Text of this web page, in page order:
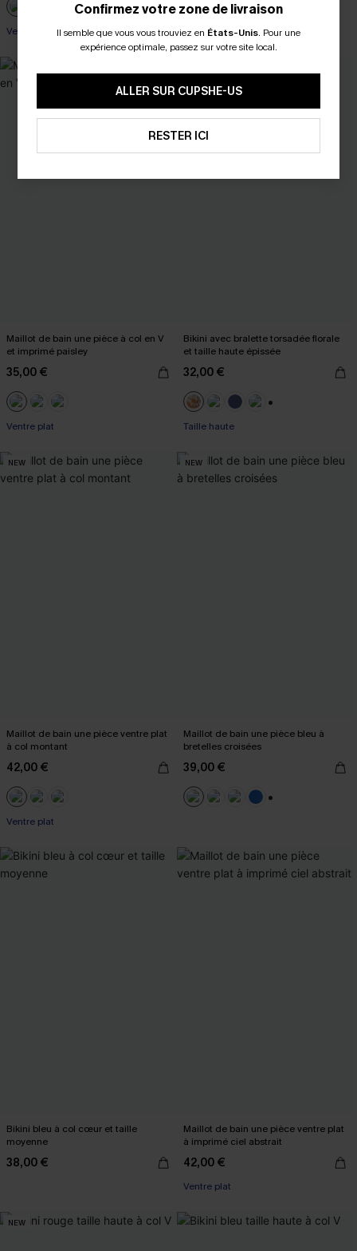
Ventre plat
Maillot de bain une pièce à col en V
et imprimé paisley
35,00 €
Ventre plat
Bikini avec bralette torsadée florale
et taille haute épissée
32,00 €
Taille haute
NEW
Maillot de bain une pièce ventre plat
à col montant
42,00 €
Ventre plat
NEW
Maillot de bain une pièce bleu à
bretelles croisées
39,00 €
Bikini bleu à col cœur et taille
moyenne
38,00 €
Maillot de bain une pièce ventre plat
à imprimé ciel abstrait
42,00 €
Ventre plat
NEW
Confirmez votre zone de livraison
Il semble que vous vous trouviez en États-Unis. Pour une
expérience optimale, passez sur votre site local.
ALLER SUR CUPSHE-US
RESTER ICI